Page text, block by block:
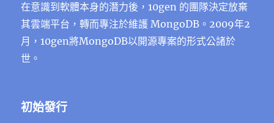
在意識到軟體本身的潛力後，10gen 的團隊決定放棄
其雲端平台，轉而專注於維護 MongoDB。2009年2
月，10gen將MongoDB以開源專案的形式公諸於
世。
初始發行